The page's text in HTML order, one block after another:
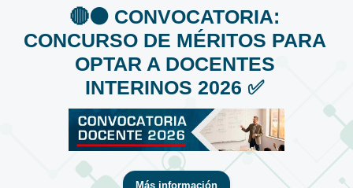
🔴⚫️ CONVOCATORIA:
CONCURSO DE MÉRITOS PARA
OPTAR A DOCENTES
INTERINOS 2026 ✅
Más información